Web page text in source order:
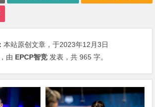
本站原创文章，于2023年12月3日
，由 EPCP智竞 发表，共 965 字。